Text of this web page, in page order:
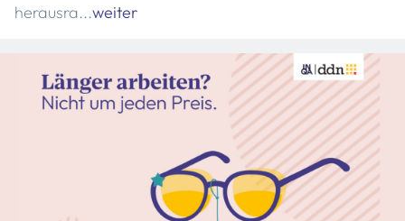
herausra...weiter